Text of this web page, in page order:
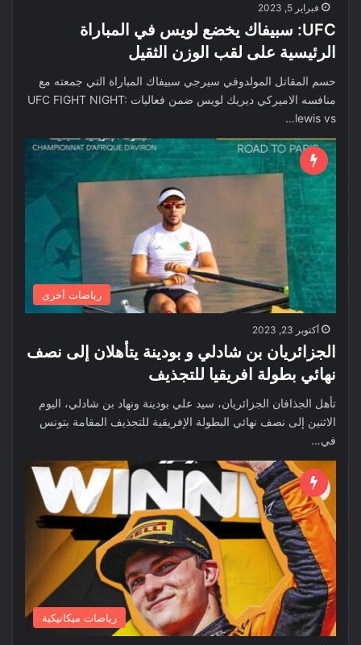
فبراير 5, 2023
UFC: سبيفاك يخضع لويس في المباراة
الرئيسية على لقب الوزن الثقيل
حسم المقاتل المولدوفي ​سيرجي سبيفاك​ المباراة التي جمعته مع
منافسه الاميركي ​ديريك لويس​ ضمن فعاليات ​UFC FIGHT NIGHT:
lewis vs…
رياضات أخرى
أكتوبر 23, 2023
الجزائريان بن شادلي و بودينة يتأهلان إلى نصف
نهائي بطولة افريقيا للتجذيف
تأهل الجذافان الجزائريان، سيد علي بودينة ونهاد بن شادلي، اليوم
الاثنين إلى نصف نهائي البطولة الإفريقية للتجذيف المقامة بتونس
في…
رياضات ميكانيكية